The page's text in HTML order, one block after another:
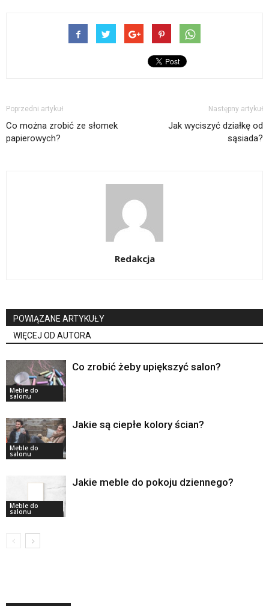
Poprzedni artykuł
Co można zrobić ze słomek
papierowych?
Następny artykuł
Jak wyciszyć działkę od
sąsiada?
Redakcja
POWIĄZANE ARTYKUŁY
WIĘCEJ OD AUTORA
Meble do
salonu
Co zrobić żeby upiększyć salon?
Meble do
salonu
Jakie są ciepłe kolory ścian?
Meble do
salonu
Jakie meble do pokoju dziennego?